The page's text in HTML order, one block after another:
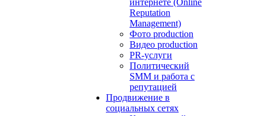
интернете (Online
Reputation
Management)
Фото production
Видео production
PR-услуги
Политический
SMM и работа с
репутацией
Продвижение в
социальных сетях